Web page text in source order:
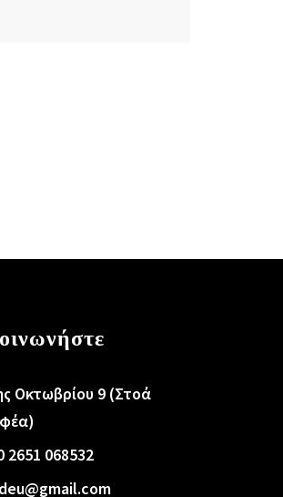
Οκτωβρίου 9 (Στοά
2651 068532